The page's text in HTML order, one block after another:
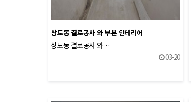
상도동 결로공사 와 부분 인테리어
상도동 결로공사 와…
03-20